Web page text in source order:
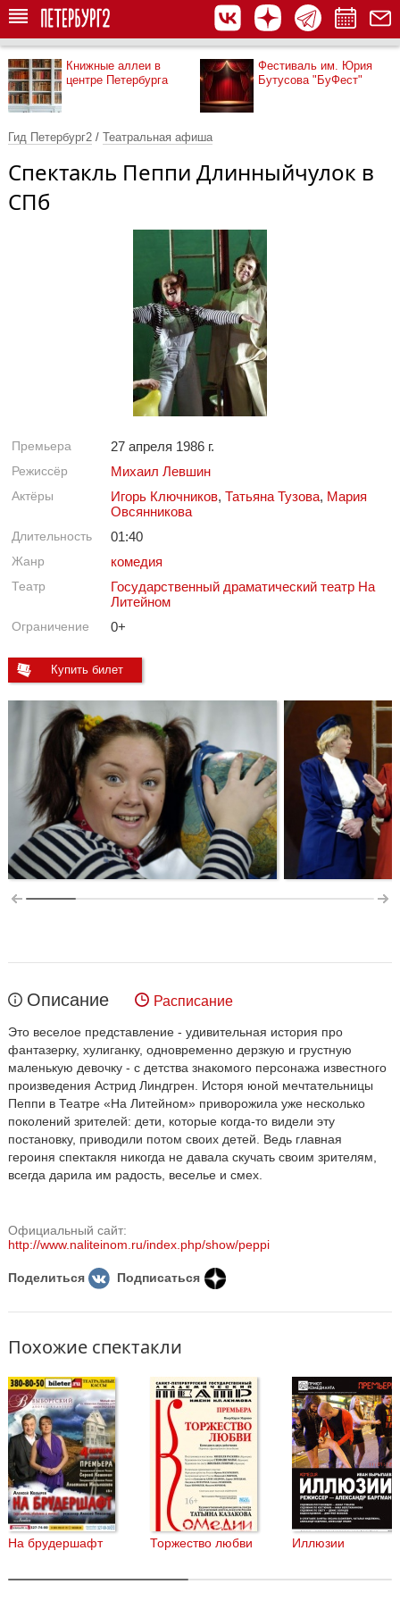
Книжные аллеи в
центре Петербурга
Фестиваль им. Юрия
Бутусова "БуФест"
Гид Петербург2 / Театральная афиша
Спектакль Пеппи Длинныйчулок в
СПб
Премьера 27 апреля 1986 г.
Режиссёр Михаил Левшин
Актёры Игорь Ключников, Татьяна Тузова, Мария
Овсянникова
Длительность 01:40
Жанр комедия
Театр
Государственный драматический театр На
Литейном
Ограничение 0+
Купить билет
Описание Расписание
Это веселое представление - удивительная история про
фантазерку, хулиганку, одновременно дерзкую и грустную
маленькую девочку - с детства знакомого персонажа известного
произведения Астрид Линдгрен. Исторя юной мечтательницы
Пеппи в Театре «На Литейном» приворожила уже несколько
поколений зрителей: дети, которые когда-то видели эту
постановку, приводили потом своих детей. Ведь главная
героиня спектакля никогда не давала скучать своим зрителям,
всегда дарила им радость, веселье и смех.
Официальный сайт:
http://www.naliteinom.ru/index.php/show/peppi
Поделиться Подписаться
Похожие спектакли
На брудершафт Торжество любви Иллюзии